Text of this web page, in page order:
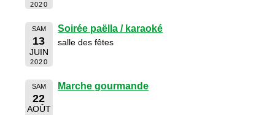
2020
SAM
13
JUIN
2020
Soirée paëlla / karaoké
salle des fêtes
SAM
22
AOÛT
Marche gourmande